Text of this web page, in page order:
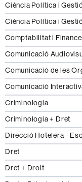
Ciència Política i
Ciència Política i
Comptabilitat i
Comunicació
Comunicació de les
Comunicació
Criminologia
Criminologia + Dret
Direcció Hotelera -
Dret
Dret + Droit